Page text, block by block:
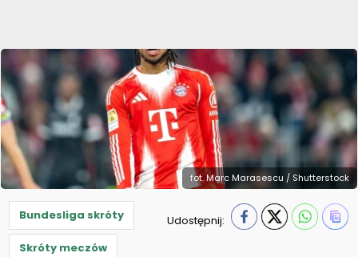
fot. Marc Marasescu / Shutterstock
Bundesliga skróty
Skróty meczów
Udostępnij: